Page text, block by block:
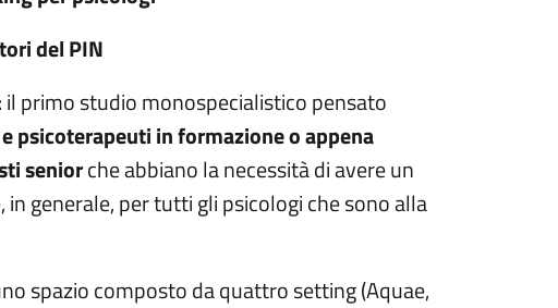
del PIN
primo studio monospecialistico pensato
psicoterapeuti in formazione o appena
seniorche abbiano la necessità di avere un
generale, per tutti gli psicologi che sono alla
spazio composto da quattro setting (Aquae,